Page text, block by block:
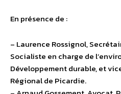
En présence de :
– Laurence Rossignol,
Socialiste en charge de
Développement durable, et
Régional de Picardie.